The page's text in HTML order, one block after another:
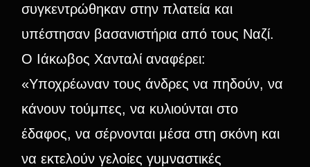
συγκεντρώθηκαν στην πλατεία και
υπέστησαν βασανιστήρια από τους Ναζί.
Ο Ιάκωβος Χανταλί αναφέρει:
«Υποχρέωναν τους άνδρες να πηδούν, να
κάνουν τούμπες, να κυλιούνται στο
έδαφος, να σέρνονται μέσα στη σκόνη και
να εκτελούν γελοίες γυμναστικές